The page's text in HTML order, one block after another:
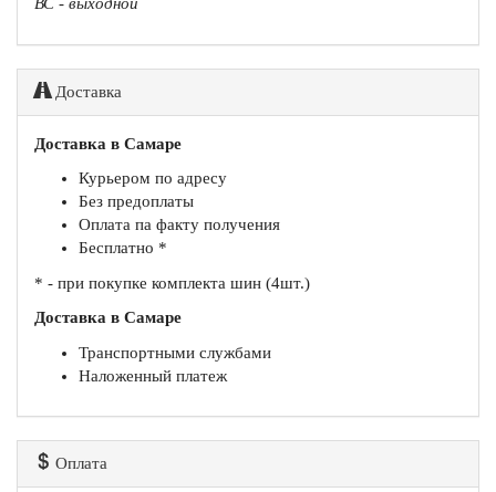
Доставка
Доставка в Самаре
Курьером по адресу
Без предоплаты
Оплата па факту получения
Бесплатно *
* - при покупке комплекта шин (4шт.)
Доставка в Самаре
Транспортными службами
Наложенный платеж
Оплата